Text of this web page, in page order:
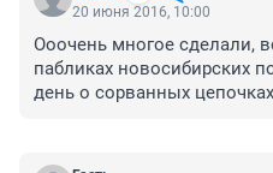
20 июня 2016, 10:00
Ооочень многое сделали,
пабликах новосибирских
день о сорванных